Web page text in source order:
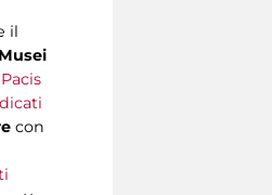
il
Musei
Pacis
con